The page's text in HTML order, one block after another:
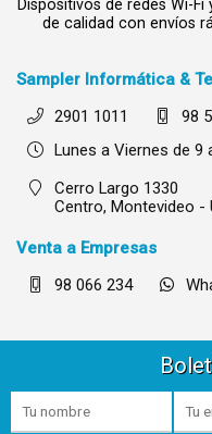
Dispositivos de redes Wi-
de calidad con envíos
Sampler Informática &
2901 1011
98
Lunes a Viernes de 9
Cerro Largo 1330
Centro, Montevideo -
Venta a Empresas
98 066 234